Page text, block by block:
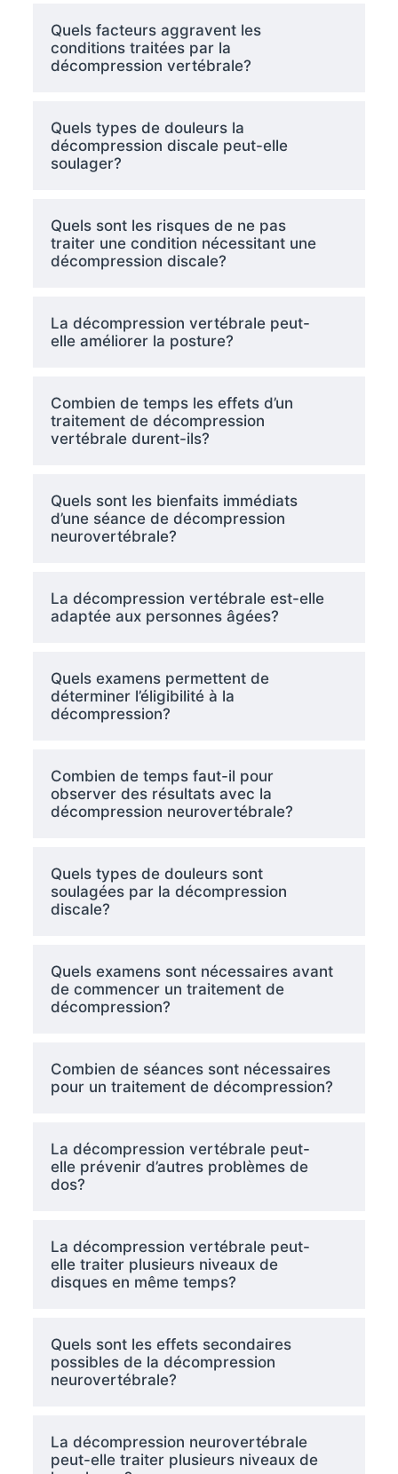
Quels facteurs aggravent les
conditions traitées par la
décompression vertébrale?
Quels types de douleurs la
décompression discale peut-elle
soulager?
Quels sont les risques de ne pas
traiter une condition nécessitant une
décompression discale?
La décompression vertébrale peut-
elle améliorer la posture?
Combien de temps les effets d’un
traitement de décompression
vertébrale durent-ils?
Quels sont les bienfaits immédiats
d’une séance de décompression
neurovertébrale?
La décompression vertébrale est-elle
adaptée aux personnes âgées?
Quels examens permettent de
déterminer l’éligibilité à la
décompression?
Combien de temps faut-il pour
observer des résultats avec la
décompression neurovertébrale?
Quels types de douleurs sont
soulagées par la décompression
discale?
Quels examens sont nécessaires avant
de commencer un traitement de
décompression?
Combien de séances sont nécessaires
pour un traitement de décompression?
La décompression vertébrale peut-
elle prévenir d’autres problèmes de
dos?
La décompression vertébrale peut-
elle traiter plusieurs niveaux de
disques en même temps?
Quels sont les effets secondaires
possibles de la décompression
neurovertébrale?
La décompression neurovertébrale
peut-elle traiter plusieurs niveaux de